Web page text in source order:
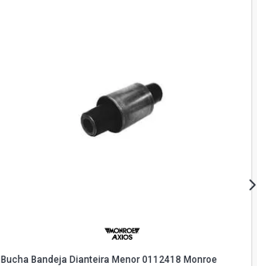
- 1999)
- 1999)
Bucha Bandeja Dianteira Menor 0112418 Monroe